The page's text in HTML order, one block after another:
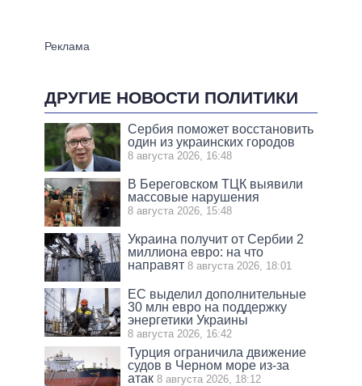
ДРУГИЕ НОВОСТИ ПОЛИТИКИ
Сербия поможет восстановить
один из украинских городов
8 августа 2026, 16:48
В Береговском ТЦК выявили
массовые нарушения
8 августа 2026, 15:48
Украина получит от Сербии 2
миллиона евро: на что
направят 8 августа 2026, 18:01
ЕС выделил дополнительные
30 млн евро на поддержку
энергетики Украины
8 августа 2026, 16:42
Турция ограничила движение
судов в Черном море из-за
атак 8 августа 2026, 18:12